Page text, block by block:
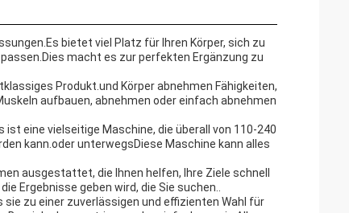
bietet viel Platz für Ihren Körper, sich zu
macht es zur perfekten Ergänzung zu
Produkt.und Körper abnehmen Fähigkeiten,
aufbauen, abnehmen oder einfach abnehmen
eine vielseitige Maschine, die überall von 110-240
kann.oder unterwegsDiese Maschine kann alles
ausgestattet, die Ihnen helfen, Ihre Ziele schnell
Ergebnisse geben wird, die Sie suchen..
zu einer zuverlässigen und effizienten Wahl für